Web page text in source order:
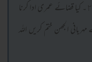
میں پاکٹ قران دیکھ کر قرات کر سکتا ہوں ٢۔ کیا قضائے عمری ادا کرنا
الجھن ختم کریں اللہ